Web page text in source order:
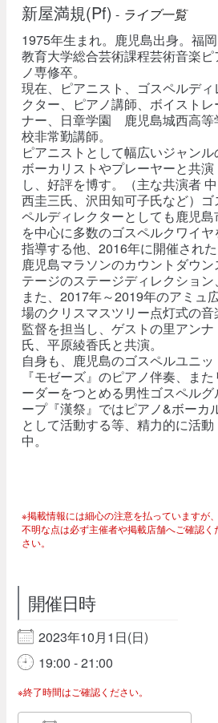
新屋満規(Pf) - ライブ一覧
1975年生まれ。鹿児島出身。福岡
教育大学総合芸術課程芸術音楽ピ
ノ専修卒。
現在、ピアニスト、ゴスペルディ
クター、ピアノ講師、ボイストレ
ナー、日章学園 鹿児島城西高等
校非常勤講師。
ピアニストとして幅広いジャンル
ボーカリストやプレーヤーと共演
し、好評を博す。（主な共演者 中
西圭三氏、沢田知可子氏など）ゴ
ペルディレクターとしても鹿児島
を中心に多数のゴスペルクワイヤ
指導する他、2016年に開催された
鹿児島マラソンのカウントダウン
テージのステージディレクション、
また、2017年～2019年のアミュ
場のクリスマスツリー点灯式の音
監督を担当し、ゲストの里アンナ
氏、平原綾香氏と共演。
自身も、鹿児島のゴスペルユニッ
『モゼーズ』のピアノ伴奏、また
ーダーをつとめる男性ゴスペルグ
ープ『漢祭』ではピアノ&ボーカ
として活動する等、精力的に活動
中。
※掲載情報には細心の注意を払っていますが、
不明な点は必ず主催者や掲載店舗へご確認く
さい。
開催日時
2023年10月1日(日)
19:00 - 21:00
※終了時間はご確認ください。